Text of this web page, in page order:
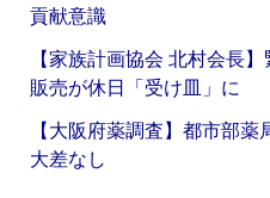
貢献意識
【家族計画協会 北村会長
販売が休日「受け皿」に
【大阪府薬調査】都市部
大差なし